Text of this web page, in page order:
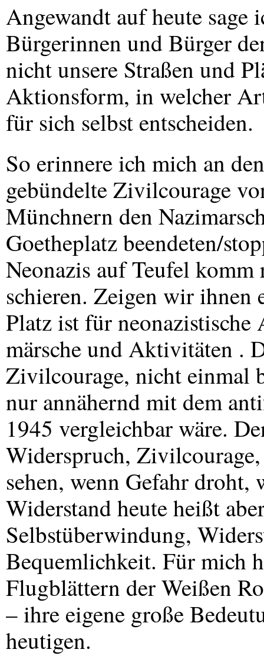
Angewandt auf heute
Bürgerinnen und Bürger
nicht unsere Straßen und
Aktionsform, in welcher
für sich selbst entscheiden.
So erinnere ich mich an
gebündelte Zivilcourage
Münchnern den
Goetheplatz beendeten/
Neonazis auf Teufel
schieren. Zeigen wir ihnen
Platz ist für neonazistische
märsche und Aktivitäten .
Zivilcourage, nicht einmal
nur annähernd mit dem
1945 vergleichbar wäre.
Widerspruch,
sehen, wenn Gefahr droht,
Widerstand heute heißt
Selbstüberwindung,
Bequemlichkeit. Für mich
Flugblättern der Weißen
– ihre eigene große
heutigen.